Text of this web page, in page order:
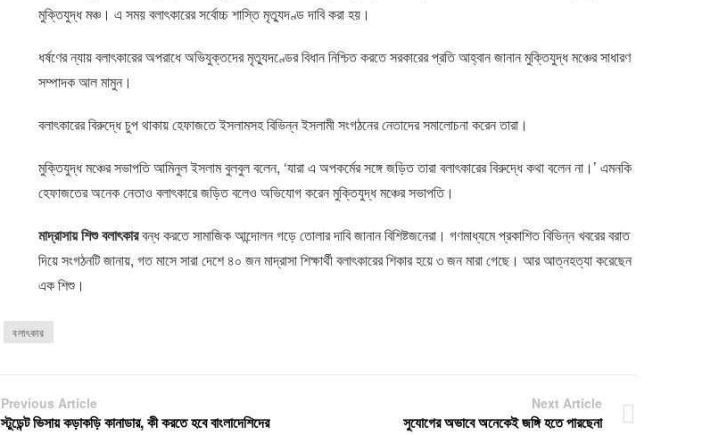
মুক্তিযুদ্ধ মঞ্চ। এ সময় বলাৎকারের সর্বোচ্চ শাস্তি মৃত্যুদণ্ড দাবি করা হয়।
ধর্ষণের ন্যায় বলাৎকারের অপরাধে অভিযুক্তদের মৃত্যুদণ্ডের বিধান নিশ্চিত করতে সরকারের প্রতি আহ্বান জানান মুক্তিযুদ্ধ মঞ্চের সাধারণ
সম্পাদক আল মামুন।
বলাৎকারের বিরুদ্ধে চুপ থাকায় হেফাজতে ইসলামসহ বিভিন্ন ইসলামী সংগঠনের নেতাদের সমালোচনা করেন তারা।
মুক্তিযুদ্ধ মঞ্চের সভাপতি আমিনুল ইসলাম বুলবুল বলেন, ‘যারা এ অপকর্মের সঙ্গে জড়িত তারা বলাৎকারের বিরুদ্ধে কথা বলেন না।’ এমনকি
হেফাজতের অনেক নেতাও বলাৎকারে জড়িত বলেও অভিযোগ করেন মুক্তিযুদ্ধ মঞ্চের সভাপতি।
মাদ্রাসায় শিশু বলাৎকারবন্ধ করতে সামাজিক আন্দোলন গড়ে তোলার দাবি জানান বিশিষ্টজনেরা। গণমাধ্যমে প্রকাশিত বিভিন্ন খবরের বরাত
দিয়ে সংগঠনটি জানায়, গত মাসে সারা দেশে ৪০ জন মাদ্রাসা শিক্ষার্থী বলাৎকারের শিকার হয়ে ৩ জন মারা গেছে। আর আত্নহত্যা করেছেন
এক শিশু।
বলাৎকার
Previous Article
স্টুডেন্ট ভিসায় কড়াকড়ি কানাডার, কী করতে হবে বাংলাদেশিদের
Next Article
সুযোগের অভাবে অনেকেই জঙ্গি হতে পারছেনা